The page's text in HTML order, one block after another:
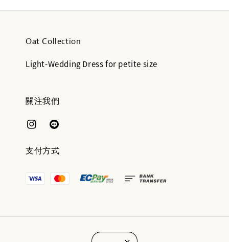
Oat Collection
Light-Wedding Dress for petite size
關注我們
支付方式